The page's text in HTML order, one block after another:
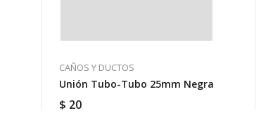
CAÑOS Y DUCTOS
Unión Tubo-Tubo 25mm Negra
$ 20